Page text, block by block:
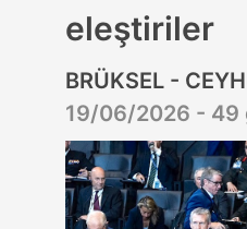
eleştiriler
BRÜKSEL -
19/06/2026 - 49